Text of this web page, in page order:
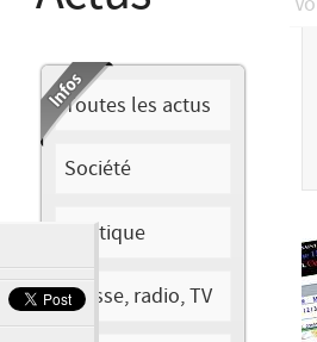
Toutes les actus
Société
Politique
Presse, radio, TV